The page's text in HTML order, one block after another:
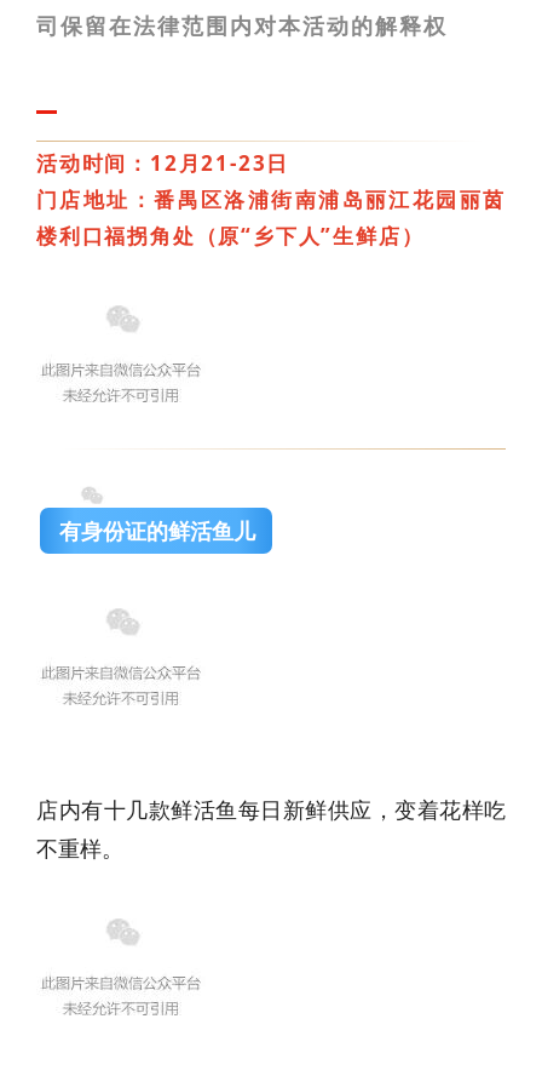
司保留在法律范围内对本活动的解释权
活动时间：12月21-23日
门店地址：番禺区洛浦街南浦岛丽江花园丽茵
楼利口福拐角处（原“乡下人”生鲜店）
有身份证的鲜活鱼儿
店内有十几款鲜活鱼每日新鲜供应，变着花样吃
不重样。